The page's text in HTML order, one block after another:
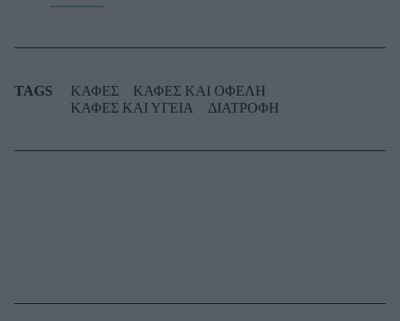
TAGS ΚΑΦΕΣ
ΚΑΦΕΣ ΚΑΙ ΟΦΕΛΗ
ΚΑΦΕΣ ΚΑΙ ΥΓΕΙΑ
ΔΙΑΤΡΟΦΗ